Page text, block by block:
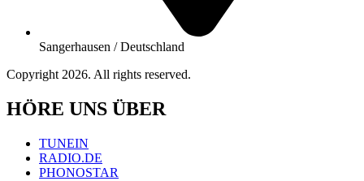
Sangerhausen / Deutschland
Copyright 2026. All rights reserved.
HÖRE UNS ÜBER
TUNEIN
RADIO.DE
PHONOSTAR